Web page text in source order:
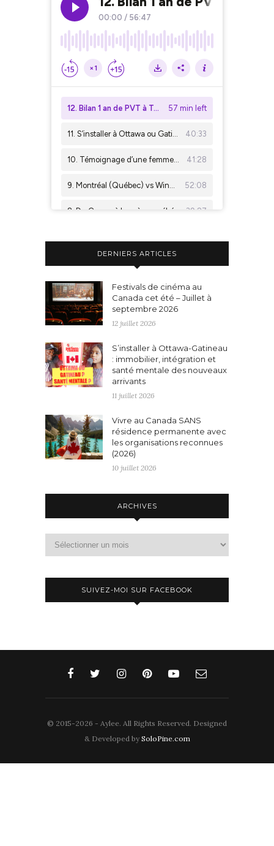
DERNIERS ARTICLES
Festivals de cinéma au
Canada cet été – Juillet à
septembre 2026
12 juillet 2026
S’installer à Ottawa-Gatineau
: immobilier, intégration et
santé mentale des nouveaux
arrivants
11 juillet 2026
Vivre au Canada SANS
résidence permanente avec
les organisations reconnues
(2026)
10 juillet 2026
ARCHIVES
SUIVEZ-MOI SUR FACEBOOK
© 2015-2026 - Aylee. All Rights Reserved. Designed
& Developed by SoloPine.com